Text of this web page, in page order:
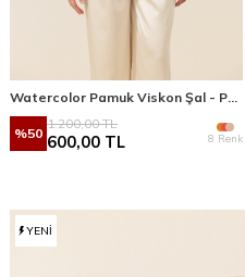
%50
1.200,00TL
600,00 TL 8 Renk
YENI